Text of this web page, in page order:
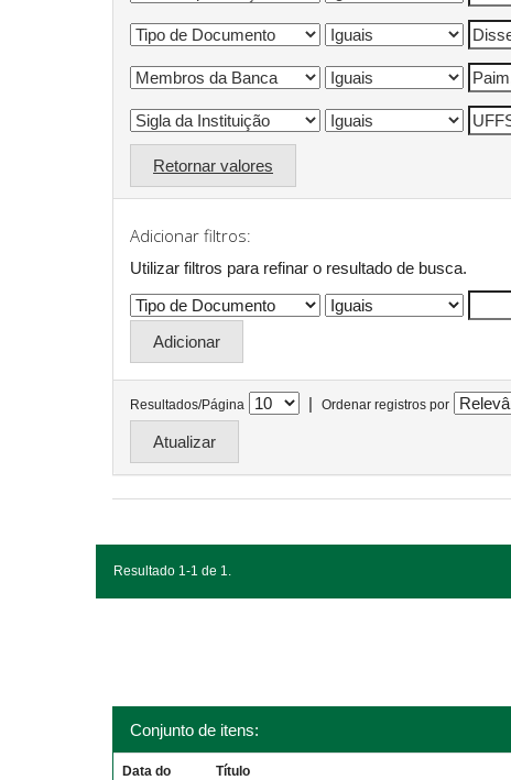
Retornar valores
Adicionar filtros:
Utilizar filtros para refinar o resultado de busca.
Resultados/Página | Ordenar registros por
Resultado 1-1 de 1.
Conjunto de itens:
Data do Título